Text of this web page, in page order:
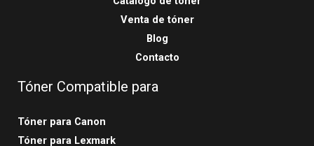
Venta de tóner
Blog
Contacto
Tóner Compatible para
Tóner para Canon
Tóner para Lexmark